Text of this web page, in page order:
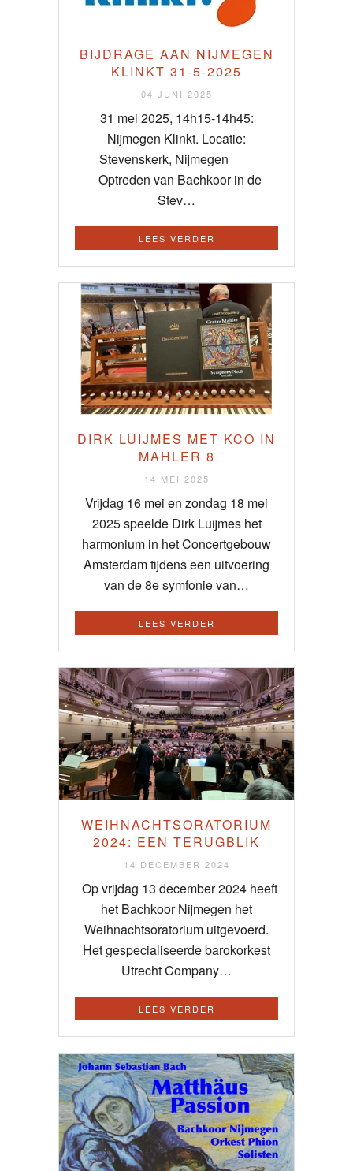
BIJDRAGE AAN NIJMEGEN
KLINKT 31-5-2025
04 JUNI 2025
31 mei 2025, 14h15-14h45:
Nijmegen Klinkt. Locatie:
Stevenskerk, Nijmegen
Optreden van Bachkoor in de
Stev…
LEES VERDER
DIRK LUIJMES MET KCO IN
MAHLER 8
14 MEI 2025
Vrijdag 16 mei en zondag 18 mei
2025 speelde Dirk Luijmes het
harmonium in het Concertgebouw
Amsterdam tijdens een uitvoering
van de 8e symfonie van…
LEES VERDER
WEIHNACHTSORATORIUM
2024: EEN TERUGBLIK
14 DECEMBER 2024
Op vrijdag 13 december 2024 heeft
het Bachkoor Nijmegen het
Weihnachtsoratorium uitgevoerd.
Het gespecialiseerde barokorkest
Utrecht Company…
LEES VERDER